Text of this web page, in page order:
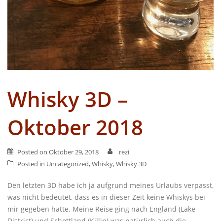
Whisky 3D –
Oktober 2018
Posted on Oktober 29, 2018
rezi
Posted in Uncategorized,Whisky,Whisky 3D
Den letzten 3D habe ich ja aufgrund meines Urlaubs verpasst,
was nicht bedeutet, dass es in dieser Zeit keine Whiskys bei
mir gegeben hätte. Meine Reise ging nach England (Lake